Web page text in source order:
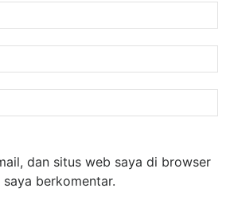
dan situs web saya di browser
berkomentar.